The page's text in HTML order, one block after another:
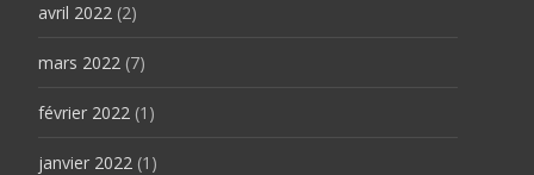
avril 2022 (2)
mars 2022 (7)
février 2022 (1)
janvier 2022 (1)